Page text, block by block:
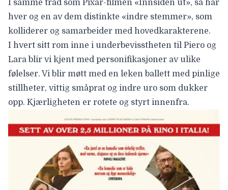
I samme tråd som Pixar-filmen «Innsiden ut», så har
hver og en av dem distinkte «indre stemmer», som
kolliderer og samarbeider med hovedkarakterene.
I hvert sitt rom inne i underbevisstheten til Piero og
Lara blir vi kjent med personifikasjoner av ulike
følelser. Vi blir møtt med en leken ballett med pinlige
stillheter, vittig småprat og indre uro som dukker
opp. Kjærligheten er rotete og styrt innenfra.